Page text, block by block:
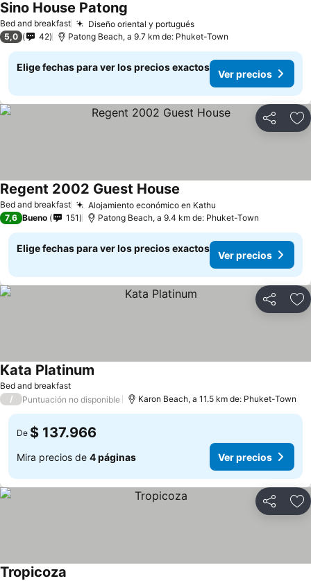
Bed and breakfast Diseño oriental y portugués
Sino House Patong
5,0 42 Patong Beach, a 9.7 km de: Phuket-Town
Elige fechas para ver los precios exactos
Ver precios
Compartir
Bed and breakfast Alojamiento económico en Kathu
Regent 2002 Guest House
7,6 Bueno 151 Patong Beach, a 9.4 km de: Phuket-Town
Elige fechas para ver los precios exactos
Ver precios
Compartir
Bed and breakfast
Kata Platinum
/ Puntuación no disponible Karon Beach, a 11.5 km de: Phuket-Town
De $ 137.966
Mira precios de 4 páginas Ver precios
Compartir
Tropicoza